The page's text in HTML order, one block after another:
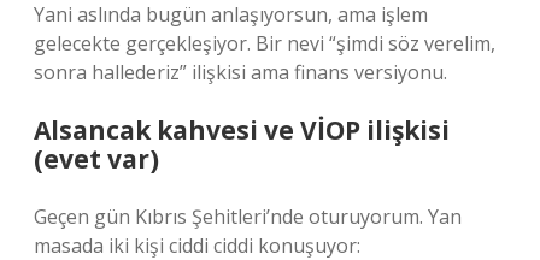
Yani aslında bugün anlaşıyorsun, ama işlem
gelecekte gerçekleşiyor. Bir nevi “şimdi söz verelim,
sonra hallederiz” ilişkisi ama finans versiyonu.
Alsancak kahvesi ve VİOP ilişkisi
(evet var)
Geçen gün Kıbrıs Şehitleri’nde oturuyorum. Yan
masada iki kişi ciddi ciddi konuşuyor: